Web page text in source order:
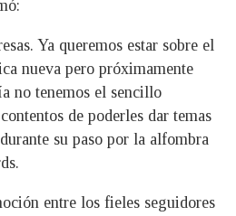
Ya queremos estar sobre el
nueva pero próximamente
no tenemos el sencillo
de poderles dar temas
su paso por la alfombra
entre los fieles seguidores